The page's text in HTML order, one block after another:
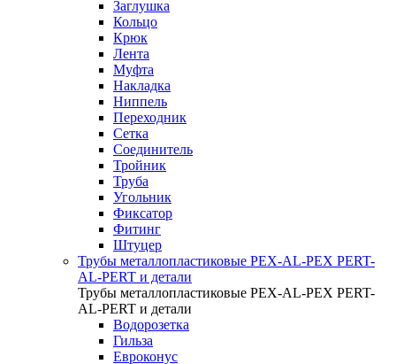
Заглушка
Кольцо
Крюк
Лента
Муфта
Накладка
Ниппель
Переходник
Сетка
Соединитель
Тройник
Труба
Угольник
Фиксатор
Фитинг
Штуцер
Трубы металлопластиковые PEX-AL-PEX PERT-
AL-PERT и детали
Трубы металлопластиковые PEX-AL-PEX PERT-
AL-PERT и детали
Водорозетка
Гильза
Евроконус